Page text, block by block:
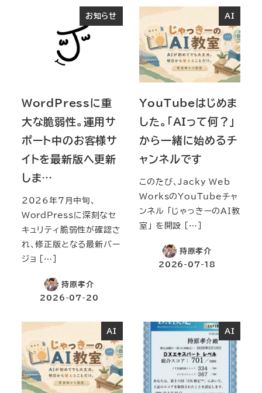
お知らせ
WordPressに重
大な脆弱性。運用サ
ポート中のお客様サ
イトを最新版へ更新
しま…
2026年7月中旬、
WordPressに深刻なセ
キュリティ脆弱性が確認さ
れ、修正版となる最新バー
ジョ […]
持原孝介
2026-07-20
AI
YouTubeはじめま
した。「AIって何？」
から一緒に始めるチ
ャンネルです
このたび、Jacky Web
WorksのYouTubeチャ
ンネル 「じゃっきーのAI教
室」 を開設 […]
持原孝介
2026-07-18
AI AI